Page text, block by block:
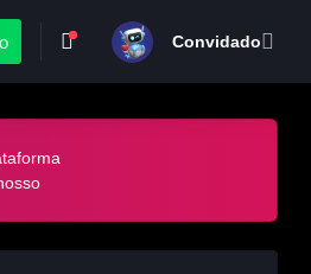
Convidado